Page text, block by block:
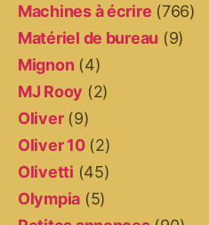
Machines à écrire (766)
Matériel de bureau (9)
Mignon (4)
MJ Rooy (2)
Oliver(9)
Oliver 10(2)
Olivetti (45)
Olympia (5)